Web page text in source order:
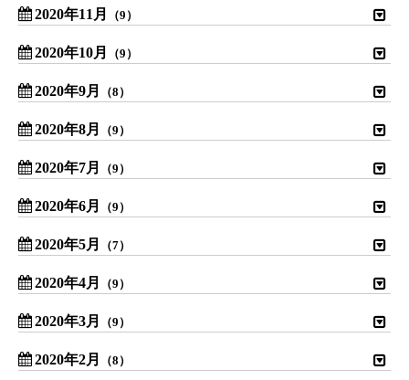
2020年11月 （9）
2020年10月 （9）
2020年9月 （8）
2020年8月 （9）
2020年7月 （9）
2020年6月 （9）
2020年5月 （7）
2020年4月 （9）
2020年3月 （9）
2020年2月 （8）